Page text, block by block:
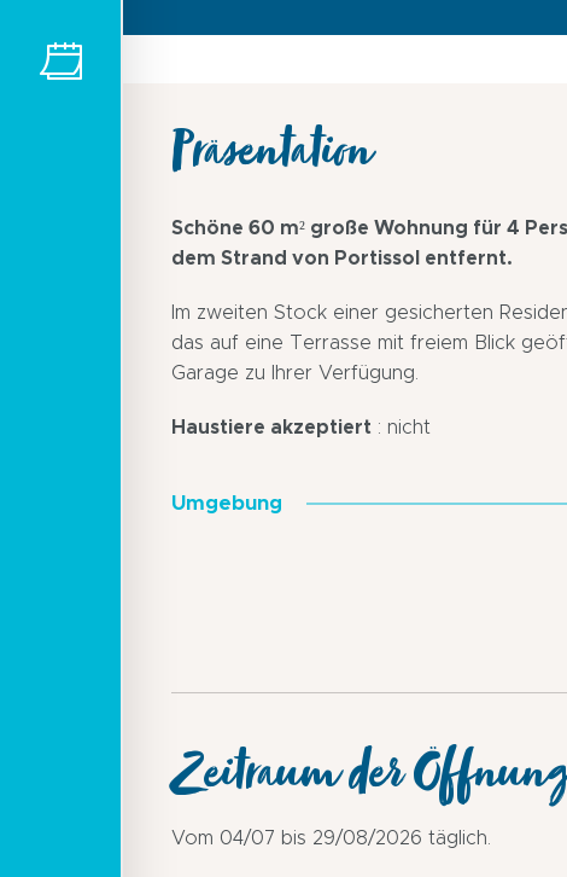
Präsentation
Schöne 60 m² große Wohnung für 4
dem Strand von Portissol entfernt.
Im zweiten Stock einer gesicherten
das auf eine Terrasse mit freiem Blick
Garage zu Ihrer Verfügung.
Haustiere akzeptiert : nicht
Umgebung
Zeitraum der Öffnung
Vom 04/07 bis 29/08/2026 täglich.